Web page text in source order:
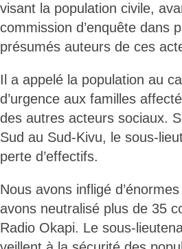
visant la population civile,
commission d’enquête dans
présumés auteurs de ces
Il a appelé la population au
d’urgence aux familles
des autres acteurs sociaux.
Sud au Sud-Kivu, le sous-
perte d’effectifs.
Nous avons infligé
avons neutralisé plus de 35
Radio Okapi. Le sous-